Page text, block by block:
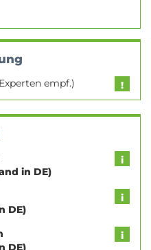
empf.)
in DE)
DE)
DE)